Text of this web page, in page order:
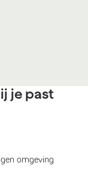
je past
omgeving